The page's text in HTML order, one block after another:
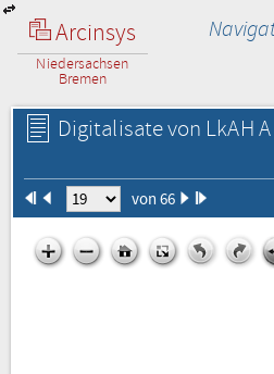
Arcinsys
Niedersachsen
Bremen
Digitalisate von LkAH A
von 66